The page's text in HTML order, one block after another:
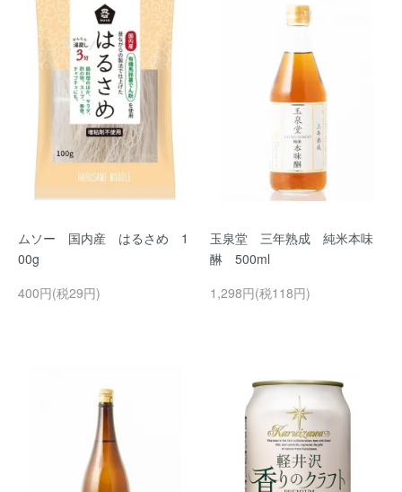
ムソー 国内産 はるさめ 1
00g
400円(税29円)
玉泉堂 三年熟成 純米本味
醂 500ml
1,298円(税118円)